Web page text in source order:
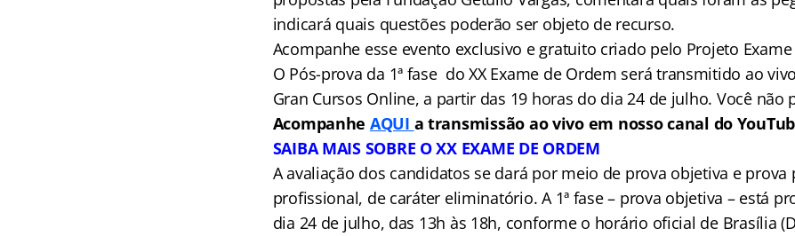
indicará quais questões poderão ser objeto de recurso.
Acompanhe esse evento exclusivo e gratuito criado pelo Projeto
O Pós-prova da 1ª fase do XX Exame de Ordem será transmitido ao
Gran Cursos Online, a partir das 19 horas do dia 24 de julho. Você não
Acompanhe AQUI a transmissão ao vivo em nosso canal do
SAIBA MAIS SOBRE O XX EXAME DE ORDEM
A avaliação dos candidatos se dará por meio de prova objetiva e prova
profissional, de caráter eliminatório. A 1ª fase – prova objetiva – está
dia 24 de julho, das 13h às 18h, conforme o horário oficial de Brasília